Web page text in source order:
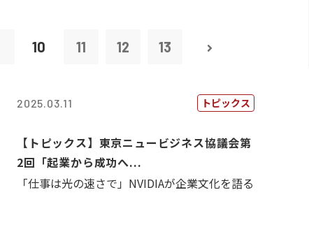
10 11 12 13
2025.03.11 トピックス
【トピックス】東京ニュービジネス協議会第
2回「起業から成功へ...
「仕事は光の速さで」NVIDIAが企業文化を語る